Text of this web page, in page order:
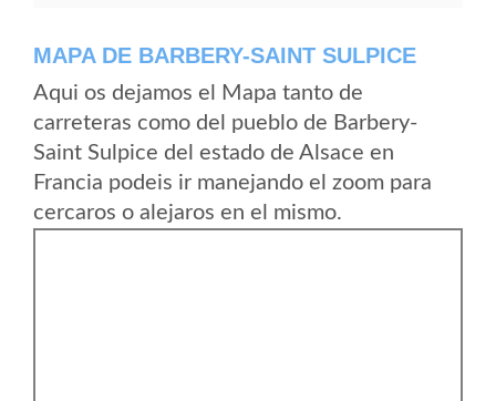
MAPA DE BARBERY-SAINT SULPICE
Aqui os dejamos el Mapa tanto de
carreteras como del pueblo de Barbery-
Saint Sulpice del estado de Alsace en
Francia podeis ir manejando el zoom para
cercaros o alejaros en el mismo.